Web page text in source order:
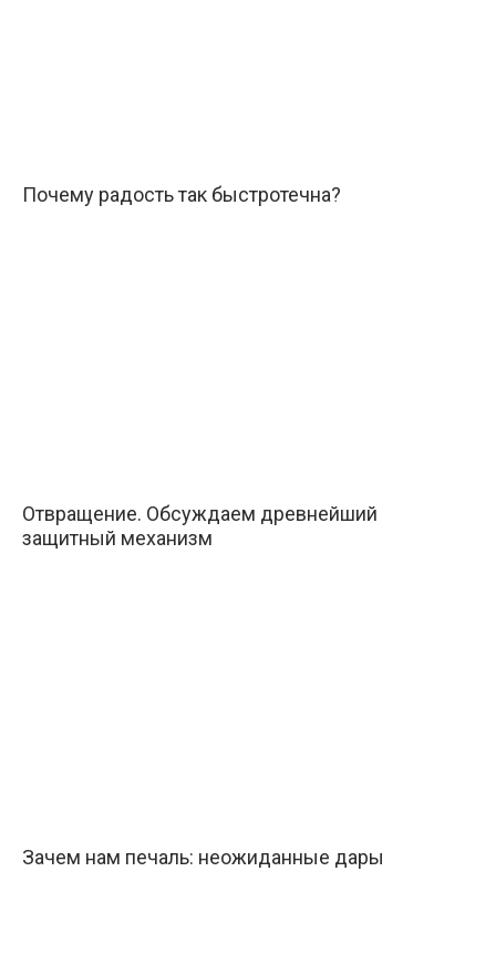
Почему радость так быстротечна?
Отвращение. Обсуждаем древнейший
защитный механизм
Зачем нам печаль: неожиданные дары